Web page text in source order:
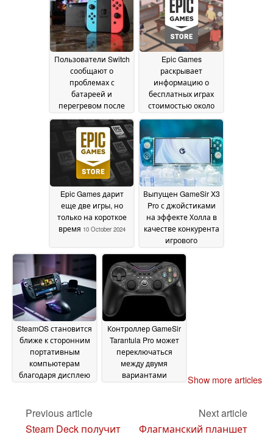
Пользователи Switch
сообщают о
проблемах с
батареей и
перегревом после
обновления
прошивки 19.0.029
October 2024
Epic Games
раскрывает
информацию о
бесплатных играх
стоимостью около
$30, которые
появятся на
следующей неделе
11 October 2024
Epic Games дарит
еще две игры, но
только на короткое
время 10 October 2024
Выпущен GameSir X3
Pro с джойстиками
на эффекте Холла в
качестве конкурента
игрового
контроллера для
смартфонов
Backbone One
October 2024
SteamOS становится
ближе к сторонним
портативным
компьютерам
благодаря дисплею
Gamescope09 October
Контроллер GameSir
Tarantula Pro может
переключаться
между двумя
вариантами
Show more articles
Previous article
Steam Deck получит
Next article
Флагманский планшет